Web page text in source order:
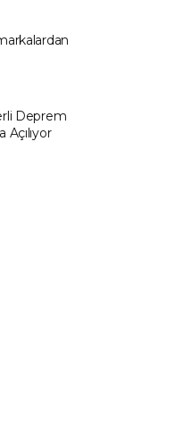
Deprem
Açılıyor